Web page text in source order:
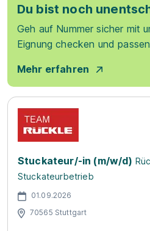
Du bist noch
Geh auf Nummer sicher mit
Eignung checken und
Mehr erfahren
Stuckateur/-in (m/w/d)
Stuckateurbetrieb
01.09.2026
70565 Stuttgart